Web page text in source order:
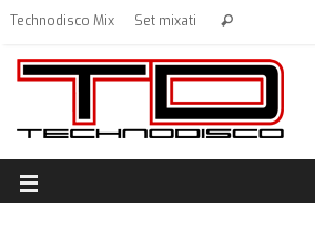
Technodisco Mix Set mixati